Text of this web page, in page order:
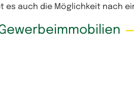
es auch die Möglichkeit nach